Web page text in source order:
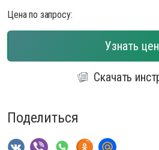
Цена по запросу:
Узнать
Скачать
Поделиться